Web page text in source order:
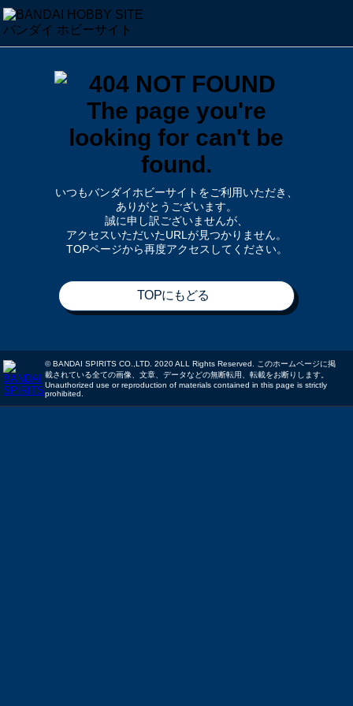
いつもバンダイホビーサイトをご利用いただき、
ありがとうございます。
誠に申し訳ございませんが、
アクセスいただいたURLが見つかりません。
TOPページから再度アクセスしてください。
TOPにもどる
© BANDAI SPIRITS CO.,LTD. 2020 ALL Rights Reserved. このホームページに掲
載されている全ての画像、文章、データなどの無断転用、転載をお断りします。
Unauthorized use or reproduction of materials contained in this page is strictly
prohibited.